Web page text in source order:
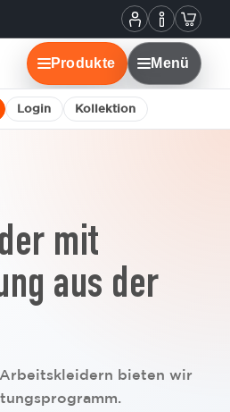
Mein
Konto
Informationen
Produkte Menü
Login Kollektion
mit
aus der
bieten wir